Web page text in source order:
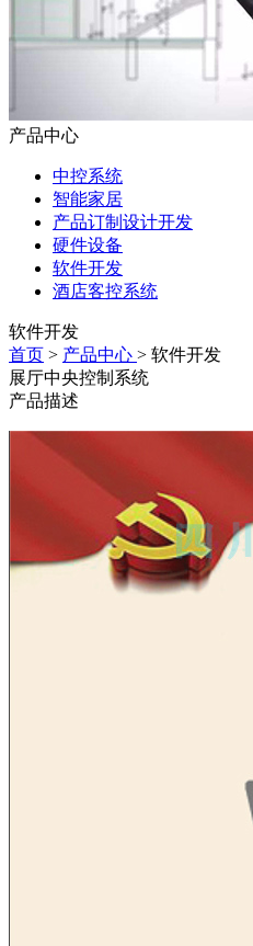
产品中心
中控系统
智能家居
产品订制设计开发
硬件设备
软件开发
酒店客控系统
软件开发
首页 > 产品中心 > 软件开发
展厅中央控制系统
产品描述